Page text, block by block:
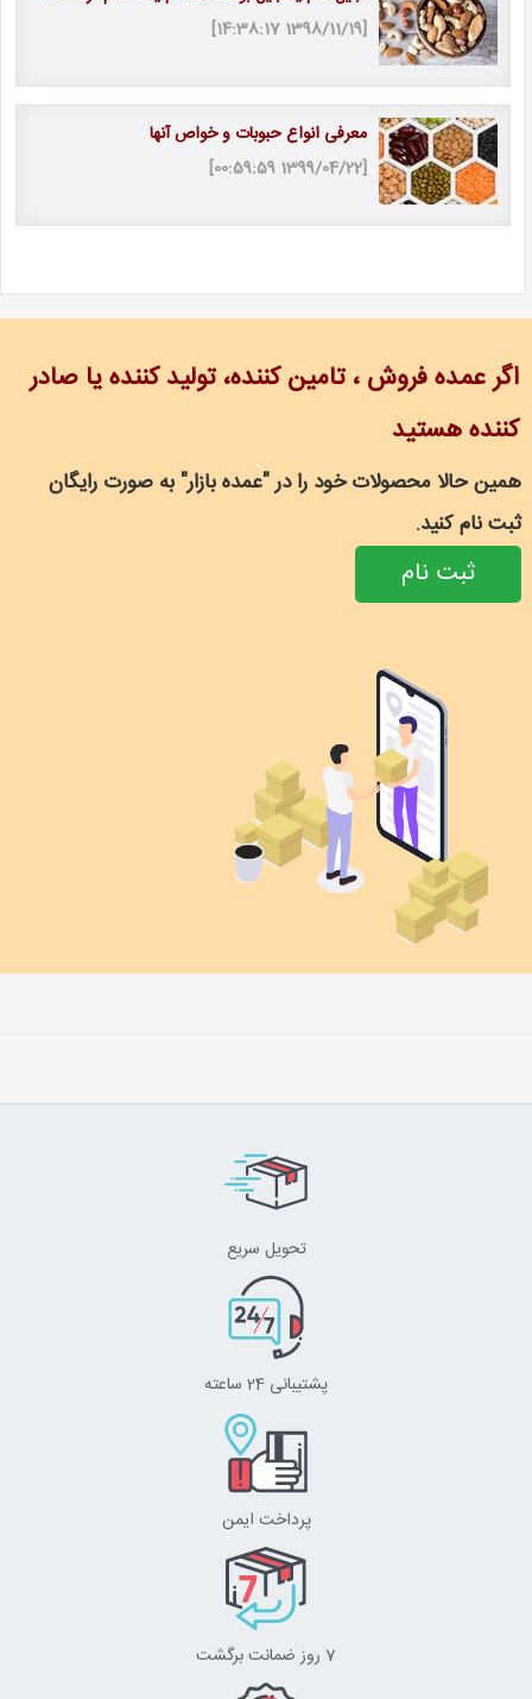
[1398/11/19 14:38:17]
معرفی انواع حبوبات و خواص آنها
[1399/04/22 00:59:59]
اگر عمده فروش ، تامین کننده، تولید کننده یا صادر
کننده هستید
همین حالا محصولات خود را در "عمده بازار" به صورت رایگان
ثبت نام کنید.
ثبت نام
تحویل سریع
پشتیبانی 24 ساعته
پرداخت ایمن
7 روز ضمانت برگشت